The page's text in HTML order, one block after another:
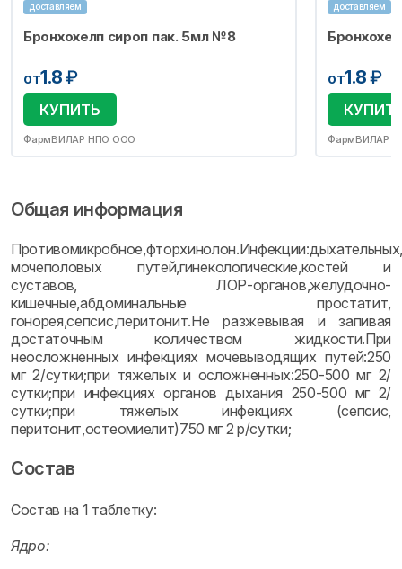
доставляем
Бронхохелп сироп пак. 5мл №8
от1.8₽
КУПИТЬ
ФармВИЛАР НПО ООО
доставляем
от1.8₽
ФармВИЛАР
Общая информация
Противомикробное,фторхинолон.Инфекции:дыхательных,
мочеполовых путей,гинекологические,костей и
суставов, ЛОР-органов,желудочно-
кишечные,абдоминальные простатит,
гонорея,сепсис,перитонит.Не разжевывая и запивая
достаточным количеством жидкости.При
неосложненных инфекциях мочевыводящих путей:250
мг 2/сутки;при тяжелых и осложненных:250-500 мг 2/
сутки;при инфекциях органов дыхания 250-500 мг 2/
сутки;при тяжелых инфекциях (сепсис,
перитонит,остеомиелит)750 мг 2 р/сутки;
Состав
Состав на 1 таблетку:
Ядро: